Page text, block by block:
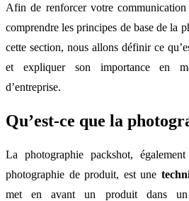
Afin de renforcer votre
comprendre les principes de base de la
cette section, nous allons définir ce
et expliquer son importance en
d’entreprise.
Qu’est-ce que la
La photographie packshot,
photographie de produit, est une
met en avant un produit dans un